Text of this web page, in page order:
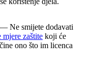
— Ne smijete dodavati
mjere zaštite koji će
ono što im licenca